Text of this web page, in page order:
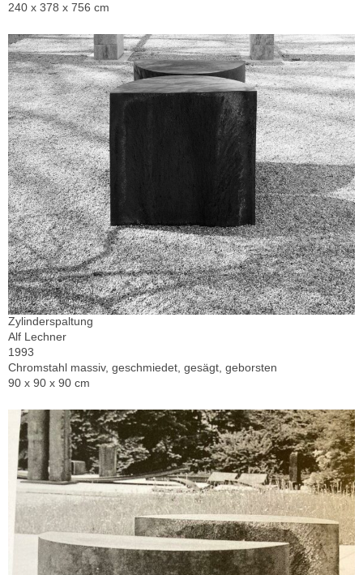
240 x 378 x 756 cm
Zylinderspaltung
Alf Lechner
1993
Chromstahl massiv, geschmiedet, gesägt, geborsten
90 x 90 x 90 cm